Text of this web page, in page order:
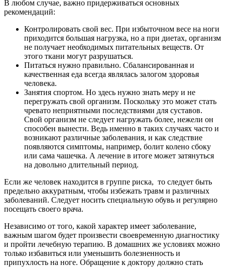
В любом случае, важно придерживаться основных
рекомендаций:
Контролировать свой вес. При избыточном весе на ноги
приходится большая нагрузка, но а при диетах, организм
не получает необходимых питательных веществ. От
этого ткани могут разрушаться.
Питаться нужно правильно. Сбалансированная и
качественная еда всегда являлась залогом здоровья
человека.
Занятия спортом. Но здесь нужно знать меру и не
перегружать свой организм. Поскольку это может стать
чревато неприятными последствиями для суставов.
Свой организм не следует нагружать более, нежели он
способен вынести. Ведь именно в таких случаях часто и
возникают различные заболевания, и как следствие
появляются симптомы, например, болит колено сбоку
или сама чашечка. А лечение в итоге может затянуться
на довольно длительный период.
Если же человек находится в группе риска, то следует быть
предельно аккуратным, чтобы избежать травм и различных
заболеваний. Следует носить специальную обувь и регулярно
посещать своего врача.
Независимо от того, какой характер имеет заболевание,
важным шагом будет произвести своевременную диагностику
и пройти лечебную терапию. В домашних же условиях можно
только избавиться или уменьшить болезненность и
припухлость на ноге. Обращение к доктору должно стать